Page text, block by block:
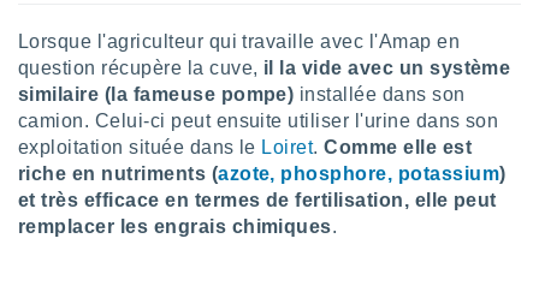
des
des
pour
Lorsque l'agriculteur qui travaille avec l'Amap en
question récupère la cuve, il la vide avec un système
similaire (la fameuse pompe) installée dans son
camion. Celui-ci peut ensuite utiliser l'urine dans son
exploitation située dans le Loiret.Comme elle est
riche en nutriments (azote, phosphore, potassium)
et très efficace en termes de fertilisation, elle peut
remplacer les engrais chimiques.